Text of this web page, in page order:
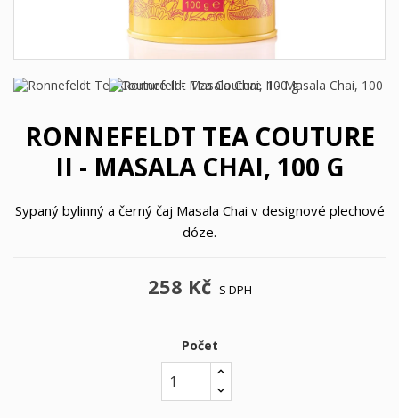
RONNEFELDT TEA COUTURE
II - MASALA CHAI, 100 G
Sypaný bylinný a černý čaj Masala Chai v designové plechové
dóze.
258 Kč S DPH
Počet